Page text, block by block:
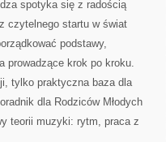
spotyka się z radością
czytelnego startu w świat
podstawy,
prowadzące krok po kroku.
tylko praktyczna baza dla
dla Rodziców Młodych
teorii muzyki: rytm, praca z